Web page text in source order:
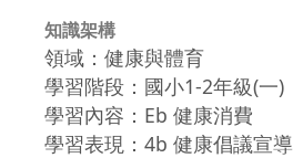
知識架構
領域：健康與體育
學習階段：國小1-2年級(一)
學習內容：Eb 健康消費
學習表現：4b 健康倡議宣導